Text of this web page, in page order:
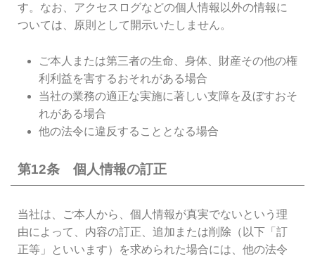
す。なお、アクセスログなどの個人情報以外の情報に
ついては、原則として開示いたしません。
ご本人または第三者の生命、身体、財産その他の権
利利益を害するおそれがある場合
当社の業務の適正な実施に著しい支障を及ぼすおそ
れがある場合
他の法令に違反することとなる場合
第12条 個人情報の訂正
当社は、ご本人から、個人情報が真実でないという理
由によって、内容の訂正、追加または削除（以下「訂
正等」といいます）を求められた場合には、他の法令